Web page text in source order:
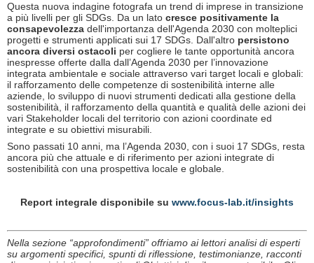
Questa nuova indagine fotografa un trend di imprese in transizione
a più livelli per gli SDGs. Da un lato cresce positivamente la
consapevolezza dell'importanza dell'Agenda 2030 con molteplici
progetti e strumenti applicati sui 17 SDGs. Dall'altro persistono
ancora diversi ostacoli per cogliere le tante opportunità ancora
inespresse offerte dalla dall’Agenda 2030 per l’innovazione
integrata ambientale e sociale attraverso vari target locali e globali:
il rafforzamento delle competenze di sostenibilità interne alle
aziende, lo sviluppo di nuovi strumenti dedicati alla gestione della
sostenibilità, il rafforzamento della quantità e qualità delle azioni dei
vari Stakeholder locali del territorio con azioni coordinate ed
integrate e su obiettivi misurabili.
Sono passati 10 anni, ma l’Agenda 2030, con i suoi 17 SDGs, resta
ancora più che attuale e di riferimento per azioni integrate di
sostenibilità con una prospettiva locale e globale.
Report integrale disponibile su www.focus-lab.it/insights
Nella sezione “approfondimenti” offriamo ai lettori analisi di esperti
su argomenti specifici, spunti di riflessione, testimonianze, racconti